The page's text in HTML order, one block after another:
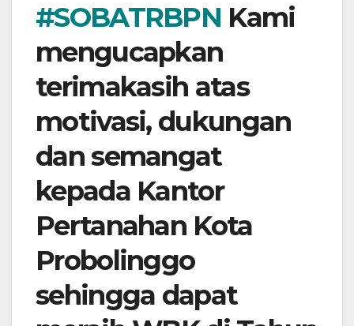
#SOBATRBPN Kami
mengucapkan
terimakasih atas
motivasi, dukungan
dan semangat
kepada Kantor
Pertanahan Kota
Probolinggo
sehingga dapat